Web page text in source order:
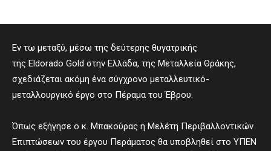
Εν τω μεταξύ, μέσω της δεύτερης θυγατρικής
της Eldorado Gold στην Ελλάδα, της Μεταλλεία Θράκης,
σχεδιάζεται ακόμη ένα σύγχρονο μεταλλευτικό-
μεταλλουργικό έργο στο Πέραμα του Έβρου.
Όπως εξήγησε ο κ. Μπακούρας η Μελέτη Περιβαλλοντικών
Επιπτώσεων του έργου Περάματος θα υποβληθεί στο ΥΠΕΝ